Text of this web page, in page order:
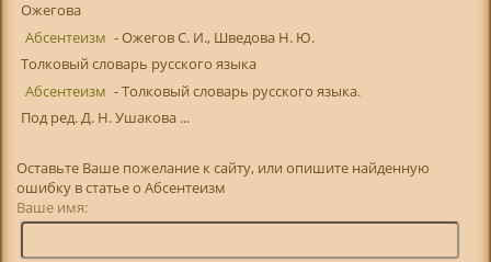
Ожегова
Абсентеизм - Ожегов С. И., Шведова Н. Ю.
Толковый словарь русского языка
Абсентеизм - Толковый словарь русского языка.
Под ред. Д. Н. Ушакова ...
Оставьте Ваше пожелание к сайту, или опишите найденную
ошибку в статье о Абсентеизм
Ваше имя: